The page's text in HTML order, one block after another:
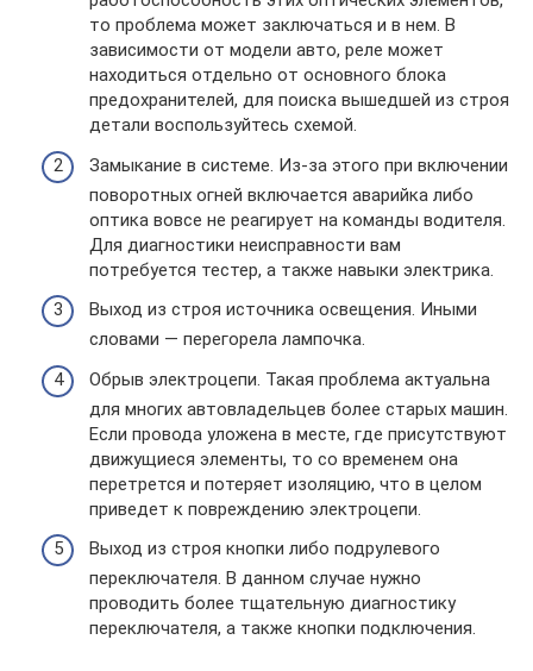
то проблема может заключаться и в нем. В
зависимости от модели авто, реле может
находиться отдельно от основного блока
предохранителей, для поиска вышедшей из строя
детали воспользуйтесь схемой.
Замыкание в системе. Из-за этого при включении
поворотных огней включается аварийка либо
оптика вовсе не реагирует на команды водителя.
Для диагностики неисправности вам
потребуется тестер, а также навыки электрика.
Выход из строя источника освещения. Иными
словами — перегорела лампочка.
Обрыв электроцепи. Такая проблема актуальна
для многих автовладельцев более старых машин.
Если провода уложена в месте, где присутствуют
движущиеся элементы, то со временем она
перетрется и потеряет изоляцию, что в целом
приведет к повреждению электроцепи.
Выход из строя кнопки либо подрулевого
переключателя. В данном случае нужно
проводить более тщательную диагностику
переключателя, а также кнопки подключения.